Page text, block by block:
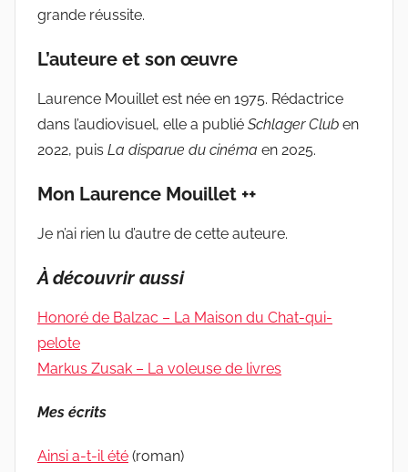
grande réussite.
L’auteure et son œuvre
Laurence Mouillet est née en 1975. Rédactrice
dans l’audiovisuel, elle a publié Schlager Club en
2022, puis La disparue du cinéma en 2025.
Mon Laurence Mouillet ++
Je n’ai rien lu d’autre de cette auteure.
À découvrir aussi
Honoré de Balzac – La Maison du Chat-qui-
pelote
Markus Zusak – La voleuse de livres
Mes écrits
Ainsi a-t-il été (roman)